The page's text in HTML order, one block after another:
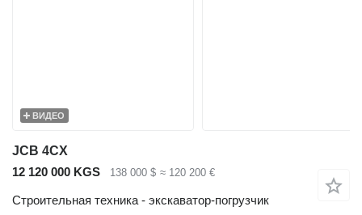
ВИДЕО
JCB 4CX
12 120 000 KGS
138 000 $ ≈ 120 200 €
Строительная техника - экскаватор-погрузчик